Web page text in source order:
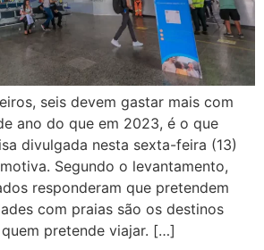
seis devem gastar mais com
ano do que em 2023, é o que
divulgada nesta sexta-feira (13)
Segundo o levantamento,
responderam que pretendem
com praias são os destinos
pretende viajar. […]